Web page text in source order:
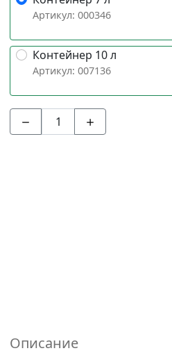
Артикул: 000346
Контейнер 10 л
Артикул: 007136
Описание